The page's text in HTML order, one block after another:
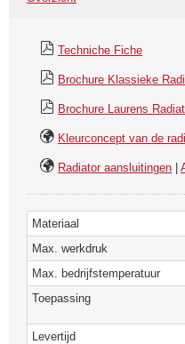
van stalen buizen. Ze zijn een
voetjes één geheel vormen met de
De Anuova heeft een
Techniche Fiche
Brochure Klassieke
Brochure Laurens
Kleurconcept van de
Radiator aansluitingen |
Materiaal
Max. werkdruk
Max. bedrijfstemperatuur
Toepassing
Levertijd